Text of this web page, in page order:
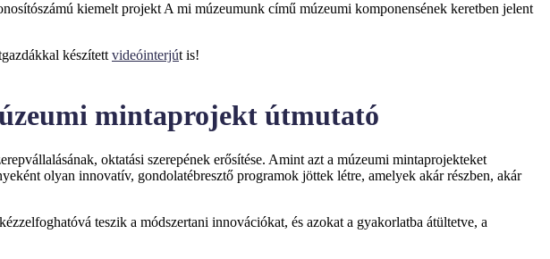
kiemelt projekt A mi múzeumunk című múzeumi komponensének keretben jelent
készített videóinterjút is!
mintaprojekt útmutató
oktatási szerepének erősítése. Amint azt a múzeumi mintaprojekteket
olyan innovatív, gondolatébresztő programok jöttek létre, amelyek akár részben, akár
teszik a módszertani innovációkat, és azokat a gyakorlatba átültetve, a